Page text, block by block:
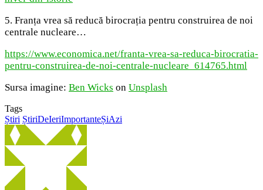
5. Franța vrea să reducă birocrația pentru construirea de noi
centrale nucleare…
https://www.economica.net/franta-vrea-sa-reduca-birocratia-
pentru-construirea-de-noi-centrale-nucleare_614765.html
Sursa imagine: Ben Wicks on Unsplash
Tags
Știri ȘtiriDeIeriImportanteȘiAzi